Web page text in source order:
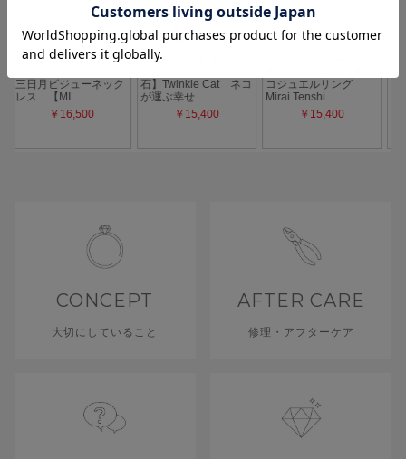
CONCEPT
大切にしていること
AFTER CARE
修理・アフターケア